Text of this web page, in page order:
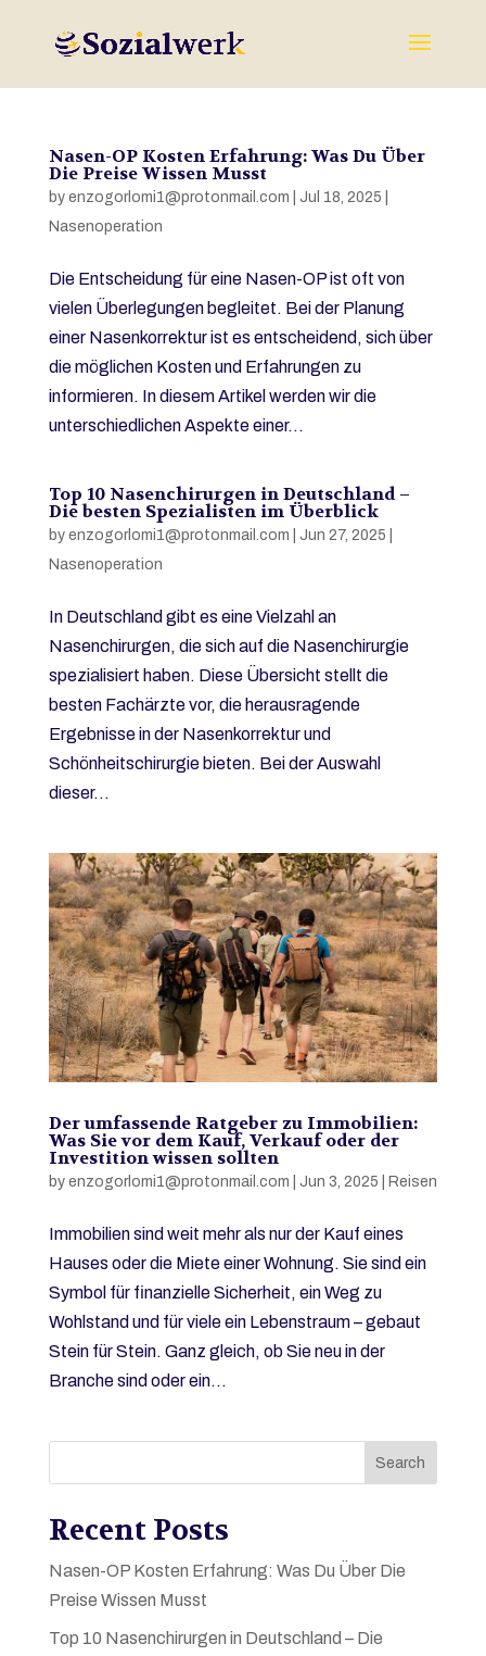
Nasen-OP Kosten Erfahrung: Was Du Über
Die Preise Wissen Musst
by enzogorlomi1@protonmail.com Jul 18, 2025
Nasenoperation
Die Entscheidung für eine Nasen-OP ist oft von
vielen Überlegungen begleitet. Bei der Planung
einer Nasenkorrektur ist es entscheidend, sich über
die möglichen Kosten und Erfahrungen zu
informieren. In diesem Artikel werden wir die
unterschiedlichen Aspekte einer...
Top 10 Nasenchirurgen in Deutschland –
Die besten Spezialisten im Überblick
by enzogorlomi1@protonmail.com Jun 27, 2025
Nasenoperation
In Deutschland gibt es eine Vielzahl an
Nasenchirurgen, die sich auf die Nasenchirurgie
spezialisiert haben. Diese Übersicht stellt die
besten Fachärzte vor, die herausragende
Ergebnisse in der Nasenkorrektur und
Schönheitschirurgie bieten. Bei der Auswahl
dieser...
Der umfassende Ratgeber zu Immobilien:
Was Sie vor dem Kauf, Verkauf oder der
Investition wissen sollten
by enzogorlomi1@protonmail.com Jun 3, 2025 Reisen
Immobilien sind weit mehr als nur der Kauf eines
Hauses oder die Miete einer Wohnung. Sie sind ein
Symbol für finanzielle Sicherheit, ein Weg zu
Wohlstand und für viele ein Lebenstraum – gebaut
Stein für Stein. Ganz gleich, ob Sie neu in der
Branche sind oder ein...
Search
Recent Posts
Nasen-OP Kosten Erfahrung: Was Du Über Die
Preise Wissen Musst
Top 10 Nasenchirurgen in Deutschland – Die